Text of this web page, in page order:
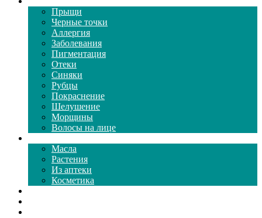
Прыщи
Черные точки
Аллергия
Заболевания
Пигментация
Отеки
Синяки
Рубцы
Покраснение
Шелушение
Морщины
Волосы на лице
Масла
Растения
Из аптеки
Косметика